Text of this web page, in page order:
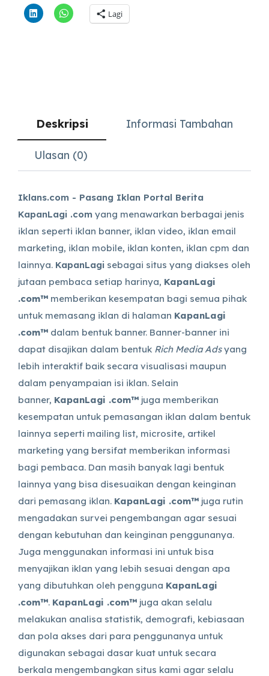
Lagi
Deskripsi Informasi Tambahan
Ulasan (0)
Iklans.com - Pasang Iklan Portal Berita
KapanLagi .com yang menawarkan berbagai jenis
iklan seperti iklan banner, iklan video, iklan email
marketing, iklan mobile, iklan konten, iklan cpm dan
lainnya. KapanLagi sebagai situs yang diakses oleh
jutaan pembaca setiap harinya, KapanLagi
.com™ memberikan kesempatan bagi semua pihak
untuk memasang iklan di halaman KapanLagi
.com™ dalam bentuk banner. Banner-banner ini
dapat disajikan dalam bentuk Rich Media Adsyang
lebih interaktif baik secara visualisasi maupun
dalam penyampaian isi iklan. Selain
banner, KapanLagi .com™ juga memberikan
kesempatan untuk pemasangan iklan dalam bentuk
lainnya seperti mailing list, microsite, artikel
marketing yang bersifat memberikan informasi
bagi pembaca. Dan masih banyak lagi bentuk
lainnya yang bisa disesuaikan dengan keinginan
dari pemasang iklan. KapanLagi .com™ juga rutin
mengadakan survei pengembangan agar sesuai
dengan kebutuhan dan keinginan penggunanya.
Juga menggunakan informasi ini untuk bisa
menyajikan iklan yang lebih sesuai dengan apa
yang dibutuhkan oleh pengguna KapanLagi
.com™. KapanLagi .com™ juga akan selalu
melakukan analisa statistik, demografi, kebiasaan
dan pola akses dari para penggunanya untuk
digunakan sebagai dasar kuat untuk secara
berkala mengembangkan situs kami agar selalu